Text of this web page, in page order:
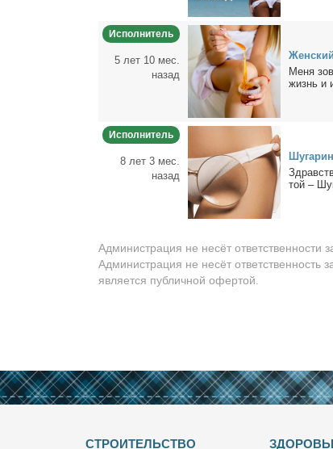
Исполнитель
5 лет 10 мес.
назад
Ме­ня
жизнь и
Исполнитель
8 лет 3 мес.
назад
той –
Администрация не несёт ответственности
Администрация не несёт ответственность
является публичной офертой.
СТРОИТЕЛЬСТВО